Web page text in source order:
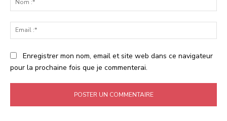
:*
:*
Enregistrer mon nom, email et site web dans ce navigateur
pour la prochaine fois que je commenterai.